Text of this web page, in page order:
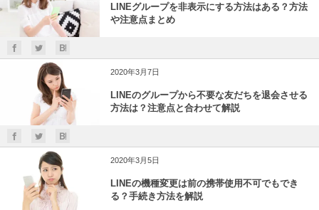
LINEグループを非表示にする方法はある？方法
や注意点まとめ
2020年3月7日
LINEのグループから不要な友だちを退会させる
方法は？注意点と合わせて解説
2020年3月5日
LINEの機種変更は前の携帯使用不可でもでき
る？手続き方法を解説